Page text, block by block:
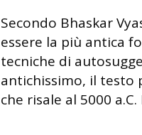
Secondo Bhaskar
essere la più antica
tecniche di
antichissimo, il testo
che risale al 5000